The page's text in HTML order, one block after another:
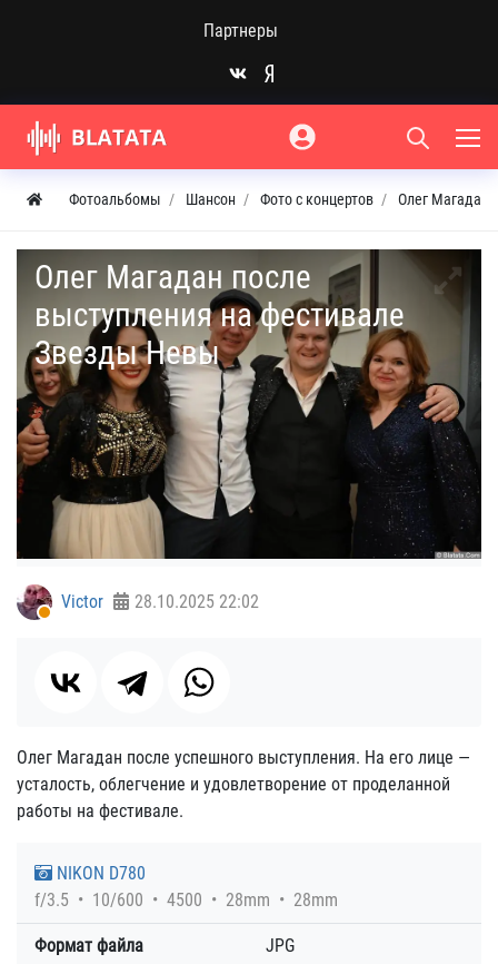
Партнеры
Фотоальбомы Шансон Фото с концертов Олег Магадан
Олег Магадан после
выступления на фестивале
Звезды Невы
Victor 28.10.2025 22:02
Олег Магадан после успешного выступления. На его лице —
усталость, облегчение и удовлетворение от проделанной
работы на фестивале.
NIKON D780
f/3.5
10/600 4500 28mm 28mm
Формат файла
JPG